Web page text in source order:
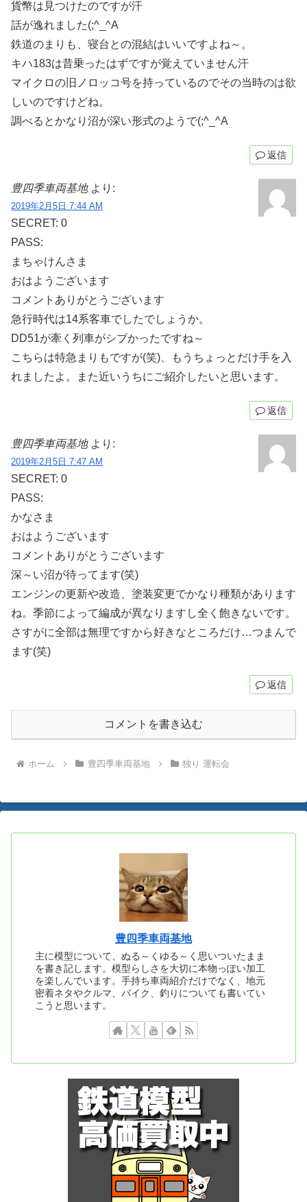
貨幣は見つけたのですが汗
話が逸れました(;^_^A
鉄道のまりも、寝台との混結はいいですよね～。
キハ183は昔乗ったはずですが覚えていません汗
マイクロの旧ノロッコ号を持っているのでその当時のは欲
しいのですけどね。
調べるとかなり沼が深い形式のようで(;^_^A
返信
豊四季車両基地 より:
2019年2月5日 7:44 AM
SECRET: 0
PASS:
まちゃけんさま
おはようございます
コメントありがとうございます
急行時代は14系客車でしたでしょうか。
DD51が牽く列車がシブかったですね～
こちらは特急まりもですが(笑)、もうちょっとだけ手を入
れましたよ。また近いうちにご紹介したいと思います。
返信
豊四季車両基地 より:
2019年2月5日 7:47 AM
SECRET: 0
PASS:
かなさま
おはようございます
コメントありがとうございます
深～い沼が待ってます(笑)
エンジンの更新や改造、塗装変更でかなり種類があります
ね。季節によって編成が異なりますし全く飽きないです。
さすがに全部は無理ですから好きなところだけ…つまんで
ます(笑)
返信
コメントを書き込む
ホーム 豊四季車両基地 独り 運転会
豊四季車両基地
主に模型について、ぬる～くゆる～く思いついたまま
を書き記します。模型らしさを大切に本物っぽい加工
を楽しんでいます。手持ち車両紹介だけでなく、地元
密着ネタやクルマ、バイク、釣りについても書いてい
こうと思います。